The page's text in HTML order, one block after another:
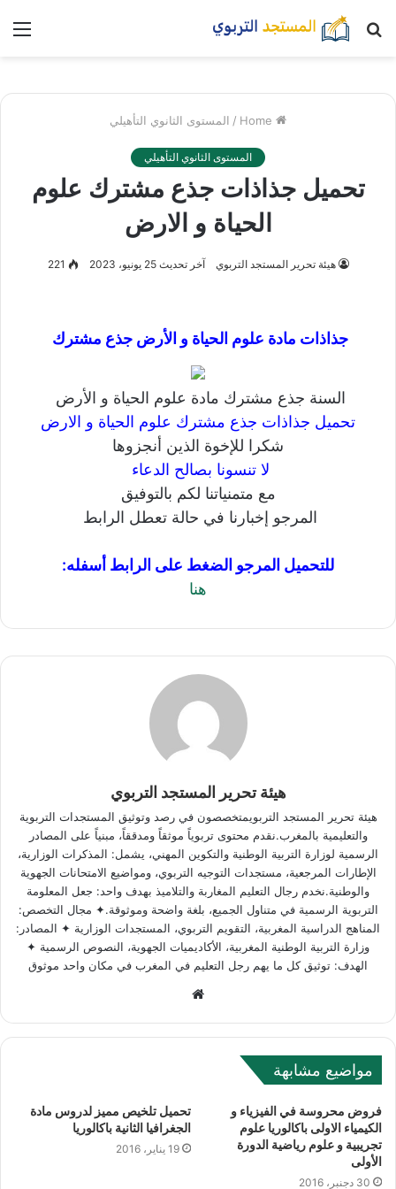
بحث
/ المستوى الثانوي التأهيلي
المستوى الثانوي التأهيلي
تحميل جذاذات جذع مشترك علوم
الحياة و الارض
هيئة تحرير المستجد التربوي آخر تحديث 25 يونيو، 2023 221
جذاذات مادة علوم الحياة و الأرض جذع مشترك
السنة جذع مشترك مادة علوم الحياة و الأرض
تحميل جذاذات جذع مشترك علوم الحياة و الارض
شكرا للإخوة الذين أنجزوها
لا تنسونا بصالح الدعاء
مع متمنياتنا لكم بالتوفيق
المرجو إخبارنا في حالة تعطل الرابط
للتحميل المرجو الضغط على الرابط أسفله:
هنا
هيئة تحرير المستجد التربوي
هيئة تحرير المستجد التربويمتخصصون في رصد وتوثيق المستجدات التربوية
والتعليمية بالمغرب.نقدم محتوى تربوياً موثقاً ومدققاً، مبنياً على المصادر
الرسمية لوزارة التربية الوطنية والتكوين المهني، يشمل: المذكرات الوزارية،
الإطارات المرجعية، مستجدات التوجيه التربوي، ومواضيع الامتحانات الجهوية
والوطنية.نخدم رجال التعليم المغاربة والتلاميذ بهدف واحد: جعل المعلومة
التربوية الرسمية في متناول الجميع، بلغة واضحة وموثوقة.✦ مجال التخصص:
المناهج الدراسية المغربية، التقويم التربوي، المستجدات الوزارية ✦ المصادر:
وزارة التربية الوطنية المغربية، الأكاديميات الجهوية، النصوص الرسمية ✦
الهدف: توثيق كل ما يهم رجل التعليم في المغرب في مكان واحد موثوق
b
e
مواضيع مشابهة
فروض محروسة في الفيزياء و
الكيمياء الاولى باكالوريا علوم
تجريبية و علوم رياضية الدورة
الأولى
30 دجنبر، 2016
تحميل تلخيص مميز لدروس مادة
الجغرافيا الثانية باكالوريا
19 يناير، 2016